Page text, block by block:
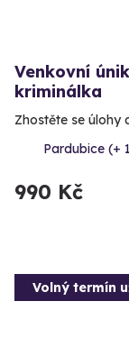
Venkovní
kriminálka
Zhostěte se
Pardubice (+
990 Kč
Volný termín